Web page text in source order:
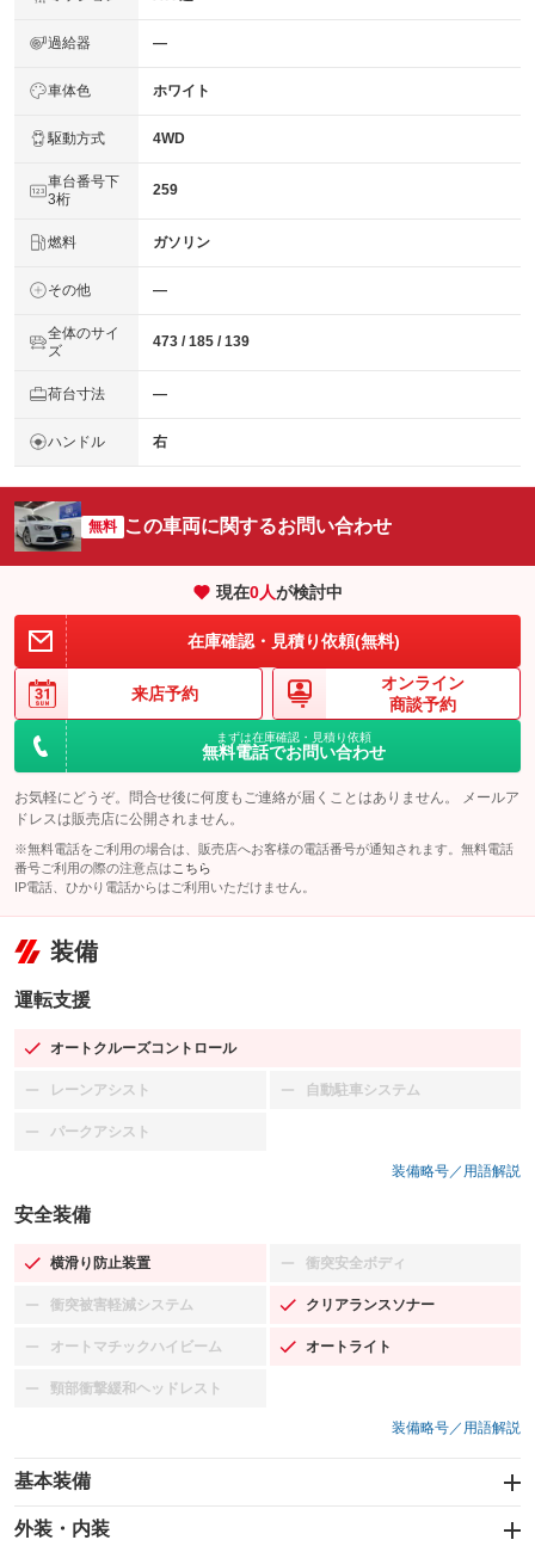
過給器 ―
車体色 ホワイト
駆動方式 4WD
車台番号下
3桁
259
燃料 ガソリン
その他 ―
全体のサイ
ズ
473 / 185 / 139
荷台寸法 ―
ハンドル 右
無料 この車両に関するお問い合わせ
現在0人が検討中
在庫確認・見積り依頼(無料)
来店予約
オンライン
商談予約
まずは在庫確認・見積り依頼
無料電話でお問い合わせ
お気軽にどうぞ。問合せ後に何度もご連絡が届くことはありません。 メールア
ドレスは販売店に公開されません。
※無料電話をご利用の場合は、販売店へお客様の電話番号が通知されます。無料電話
番号ご利用の際の注意点は こちら
IP電話、ひかり電話からはご利用いただけません。
装備
運転支援
オートクルーズコントロール
：装備あり
レーンアシスト
：装備なし 自動駐車システム
：装備なし
パークアシスト
：装備なし
装備略号／用語解説
安全装備
横滑り防止装置
：装備あり 衝突安全ボディ
：装備なし
衝突被害軽減システム
：装備なし クリアランスソナー
：装備あり
オートマチックハイビーム
：装備なし オートライト
：装備あり
頸部衝撃緩和ヘッドレスト
：装備なし
装備略号／用語解説
基本装備
エアバッグ：運転席/助手席/サイド
：装備あり
外装・内装